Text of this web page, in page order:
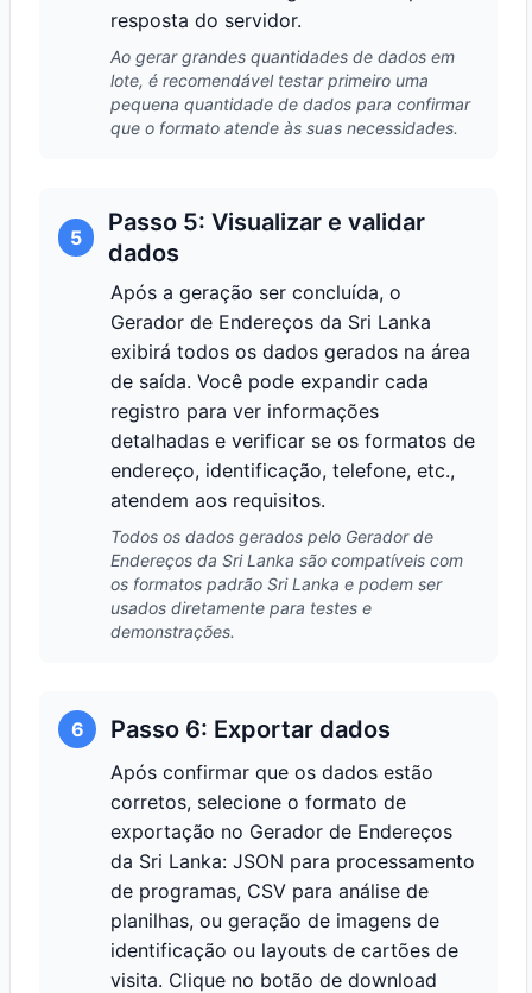
resposta do servidor.
Ao gerar grandes quantidades de dados em
lote, é recomendável testar primeiro uma
pequena quantidade de dados para confirmar
que o formato atende às suas necessidades.
5
Passo 5: Visualizar e validar
dados
Após a geração ser concluída, o
Gerador de Endereços da Sri Lanka
exibirá todos os dados gerados na área
de saída. Você pode expandir cada
registro para ver informações
detalhadas e verificar se os formatos de
endereço, identificação, telefone, etc.,
atendem aos requisitos.
Todos os dados gerados pelo Gerador de
Endereços da Sri Lanka são compatíveis com
os formatos padrão Sri Lanka e podem ser
usados diretamente para testes e
demonstrações.
6 Passo 6: Exportar dados
Após confirmar que os dados estão
corretos, selecione o formato de
exportação no Gerador de Endereços
da Sri Lanka: JSON para processamento
de programas, CSV para análise de
planilhas, ou geração de imagens de
identificação ou layouts de cartões de
visita. Clique no botão de download